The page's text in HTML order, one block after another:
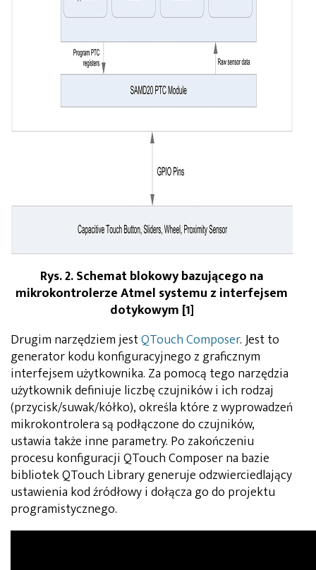
Rys. 2. Schemat blokowy bazującego na
mikrokontrolerze Atmel systemu z interfejsem
dotykowym [1]
Drugim narzędziem jestQTouch Composer. Jest to
generator kodu konfiguracyjnego z graficznym
interfejsem użytkownika. Za pomocą tego narzędzia
użytkownik definiuje liczbę czujników i ich rodzaj
(przycisk/suwak/kółko), określa które z wyprowadzeń
mikrokontrolera są podłączone do czujników,
ustawia także inne parametry. Po zakończeniu
procesu konfiguracji QTouch Composer na bazie
bibliotek QTouch Library generuje odzwierciedlający
ustawienia kod źródłowy i dołącza go do projektu
programistycznego.